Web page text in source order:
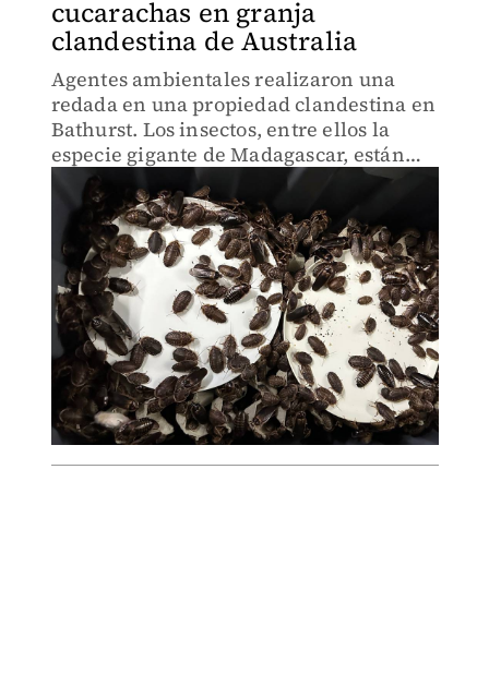
cucarachas en granja
clandestina de Australia
Agentes ambientales realizaron una
redada en una propiedad clandestina en
Bathurst. Los insectos, entre ellos la
especie gigante de Madagascar, están
valuados en más de 140 mil dólares.